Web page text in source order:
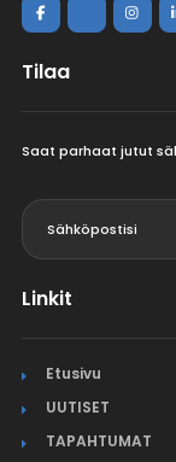
Tilaa
Saat parhaat jutut
Linkit
Etusivu
UUTISET
TAPAHTUMAT